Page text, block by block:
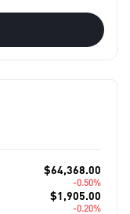
$64,368.00
-0.50%
$1,905.00
-0.20%